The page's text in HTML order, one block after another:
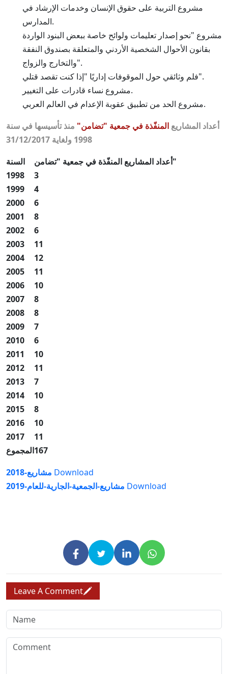
مشروع التربية على حقوق الإنسان وخدمات الإرشاد في
المدارس.
مشروع "نحو إصدار تعليمات ولوائح خاصة ببعض البنود الواردة
بقانون الأحوال الشخصية الأردني والمتعلقة بصندوق النفقة
والتخارج والزواج".
فلم وثائقي حول الموقوفات إداريًا "إذا كنت تقصد قتلي".
مشروع نساء قادرات على التغيير.
مشروع الحد من تطبيق عقوبة الإعدام في العالم العربي.
أعداد المشاريع المنفّذة في جمعية "تضامن" منذ تأسيسها في سنة
1998 ولغاية 31/12/2017
السنة
أعداد المشاريع المنفّذة في جمعية "تضامن"
1998
3
1999
4
2000
6
2001
8
2002
6
2003
11
2004
12
2005
11
2006
10
2007
8
2008
8
2009
7
2010
6
2011
10
2012
11
2013
7
2014
10
2015
8
2016
10
2017
11
المجموع167
مشاريع-2018 Download
مشاريع-الجمعية-الجارية-للعام-2019 Download
Leave A Comment